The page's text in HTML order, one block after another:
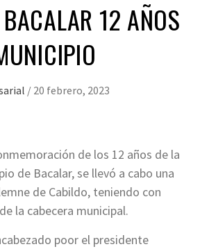
12 AÑOS
/ 20 febrero, 2023
de los 12 años de la
de Bacalar, se llevó a cabo una
de Cabildo, teniendo con
la cabecera municipal.
poor el presidente